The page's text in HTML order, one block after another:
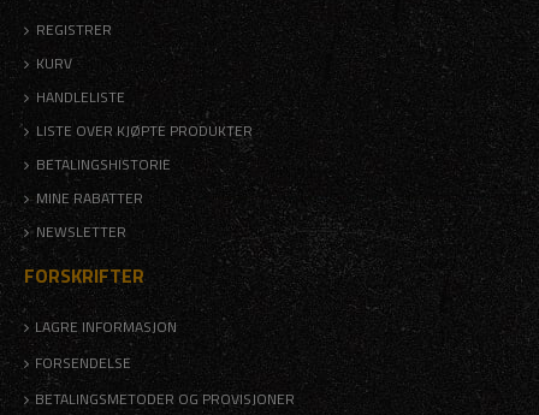
REGISTRER
KURV
HANDLELISTE
LISTE OVER KJØPTE PRODUKTER
BETALINGSHISTORIE
MINE RABATTER
NEWSLETTER
FORSKRIFTER
LAGRE INFORMASJON
FORSENDELSE
BETALINGSMETODER OG PROVISJONER